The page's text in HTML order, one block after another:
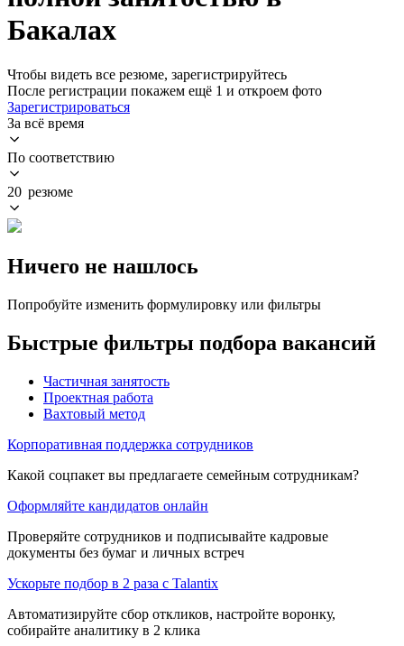
Бакалах
Чтобы видеть все резюме, зарегистрируйтесь
После регистрации покажем ещё 1 и откроем фото
Зарегистрироваться
За всё время
По соответствию
20 резюме
Ничего не нашлось
Попробуйте изменить формулировку или фильтры
Быстрые фильтры подбора вакансий
Частичная занятость
Проектная работа
Вахтовый метод
Корпоративная поддержка сотрудников
Какой соцпакет вы предлагаете семейным сотрудникам?
Оформляйте кандидатов онлайн
Проверяйте сотрудников и подписывайте кадровые
документы без бумаг и личных встреч
Ускорьте подбор в 2 раза с Talantix
Автоматизируйте сбор откликов, настройте воронку,
собирайте аналитику в 2 клика